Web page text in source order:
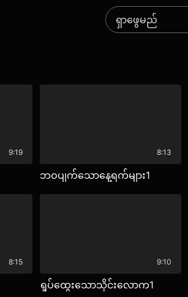
9:19 8:13
ဘဝပျက်သောနေ့ရက်များ1
8:15 9:10
ရှုပ်ထွေးသောသိုင်းလောက1